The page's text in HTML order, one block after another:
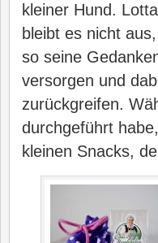
kleiner Hund.
bleibt es nicht
so seine
versorgen und
zurückgreifen.
durchgeführt
kleinen Snacks,